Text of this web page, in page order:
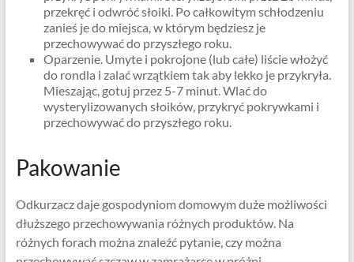
przekręć i odwróć słoiki. Po całkowitym schłodzeniu
zanieś je do miejsca, w którym będziesz je
przechowywać do przyszłego roku.
Oparzenie. Umyte i pokrojone (lub całe) liście włożyć
do rondla i zalać wrzątkiem tak aby lekko je przykryła.
Mieszając, gotuj przez 5-7 minut. Wlać do
wysterylizowanych słoików, przykryć pokrywkami i
przechowywać do przyszłego roku.
Pakowanie
Odkurzacz daje gospodyniom domowym duże możliwości
dłuższego przechowywania różnych produktów. Na
różnych forach można znaleźć pytanie, czy można